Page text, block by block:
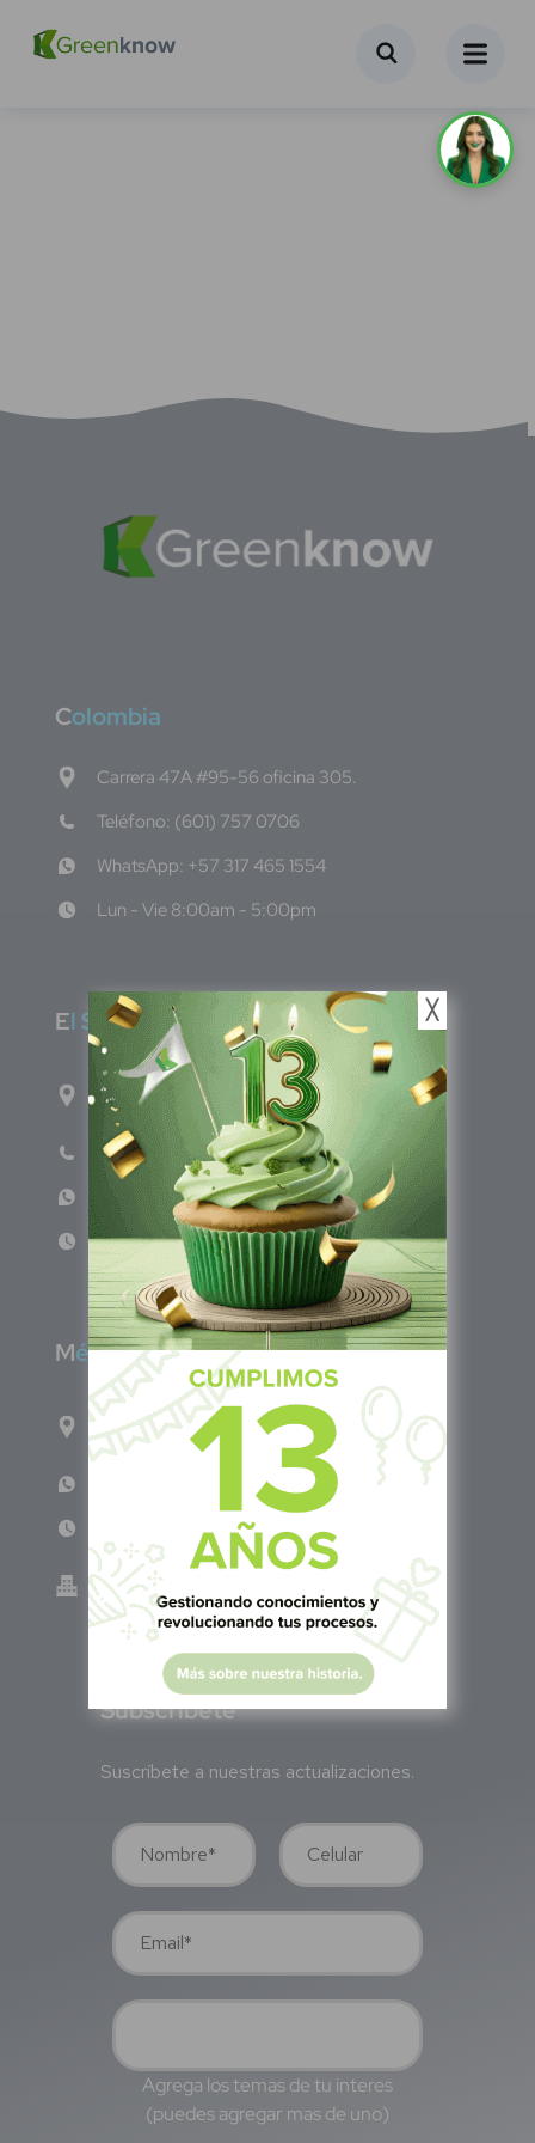
Colombia
Carrera 47A #95-56 oficina 305.
Teléfono: (601) 757 0706
WhatsApp: +57 317 465 1554
Lun - Vie 8:00am - 5:00pm
El Salvador
1ro Cll Pte, y 61 Av Nte, #3206, Local 9, San
Salvador Centro
Teléfono: +503 6986 1402
WhatsApp: +503 7687 3923
Lun - Vie 8:00am - 5:00pm
México
Calle Pitágoras 234, Col. Narvarte Poniente,
Alcaldía Benito Juárez, C.P. 03020, CDMX
WhatsApp: +52 33 140 76342
Lun - Vie 8:00 am - 5:00 pm
Green Know S.A de C.V - México
GKN200917TB2
Subscríbete
Suscríbete a nuestras actualizaciones.
Agrega los temas de tu interes
(puedes agregar mas de uno)
╳